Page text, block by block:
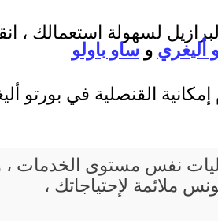
لسهولة استعمالك ،
أليغري وساو باولو
القنصلية في بورتو
نفس مستوى الخدمات
ملائمة لإحتياجاتك ،